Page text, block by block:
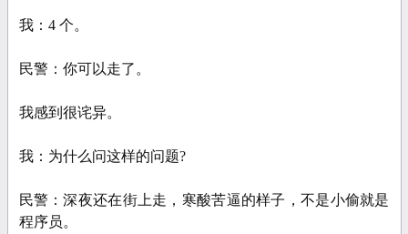
我：4 个。
民警：你可以走了。
我感到很诧异。
我：为什么问这样的问题?
民警：深夜还在街上走，寒酸苦逼的样子，不是小偷就是
程序员。